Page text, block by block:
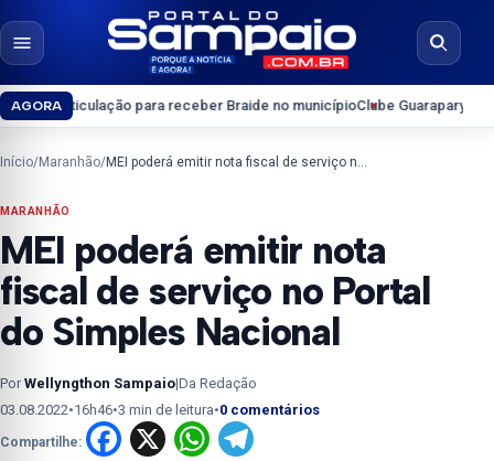
Pular para o conteúdo
Abrir menu
Abrir
AGORApara receber Braide no municípioClube Guarapary convoca sócios
Início/Maranhão/ MEI poderá emitir nota fiscal de serviço no Portal do Simples Nacional
MARANHÃO
MEI poderá emitir nota
fiscal de serviço no Portal
do Simples Nacional
PorWellyngthon Sampaio|Da Redação
03.08.2022•16h46•3 min de leitura•0 comentários
Compartilhe: Facebook
X WhatsApp